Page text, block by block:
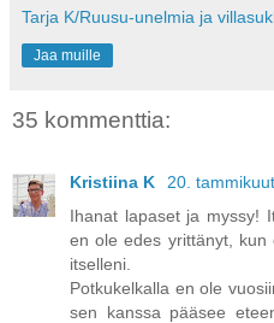
Tarja K/Ruusu-unelmia ja
Jaa muille
35 kommenttia:
Kristiina K
20.
Ihanat lapaset ja myssy!
en ole edes yrittänyt, kun
itselleni.
Potkukelkalla en ole
sen kanssa pääsee